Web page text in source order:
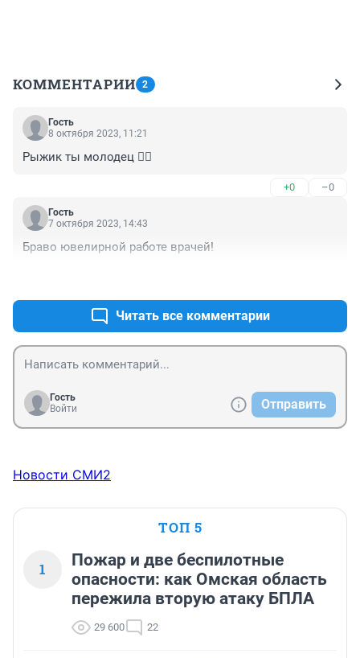
КОММЕНТАРИИ 2
Гость
8 октября 2023, 11:21
Рыжик ты молодец 👍🏻
+0 –0
Гость
7 октября 2023, 14:43
Браво ювелирной работе врачей!
Читать все комментарии
Гость
Войти
Отправить
Новости СМИ2
ТОП 5
1
Пожар и две беспилотные
опасности: как Омская область
пережила вторую атаку БПЛА
29 600 22